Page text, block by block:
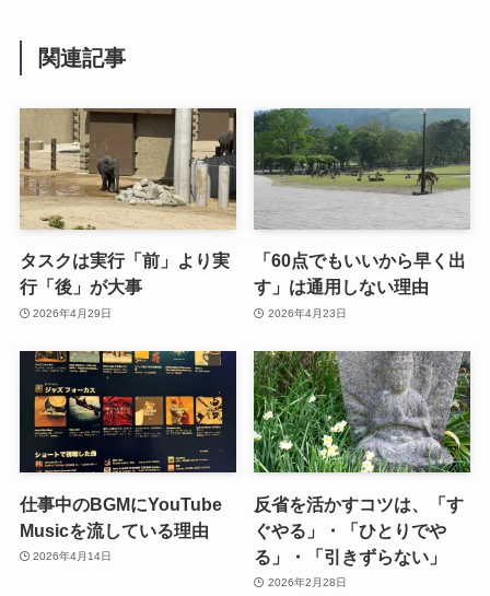
関連記事
タスクは実行「前」より実
行「後」が大事
2026年4月29日
「60点でもいいから早く出
す」は通用しない理由
2026年4月23日
仕事中のBGMにYouTube
Musicを流している理由
2026年4月14日
反省を活かすコツは、「す
ぐやる」・「ひとりでや
る」・「引きずらない」
2026年2月28日